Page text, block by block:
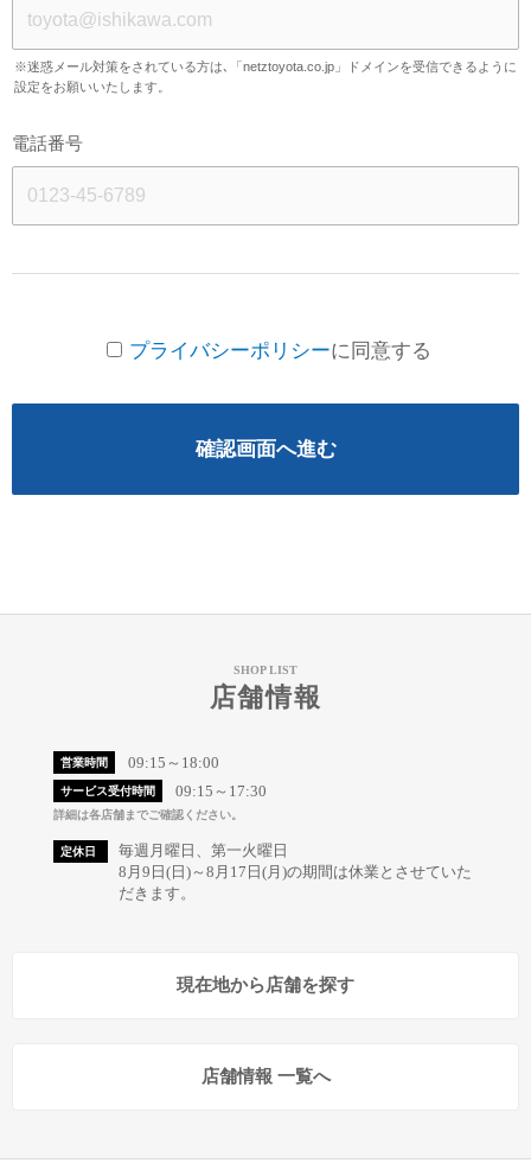
※迷惑メール対策をされている方は､「netztoyota.co.jp」ドメインを受信できるように
設定をお願いいたします。
電話番号
プライバシーポリシーに同意する
確認画面へ進む
SHOP LIST
店舗情報
営業時間 09:15～18:00
サービス受付時間 09:15～17:30
詳細は各店舗までご確認ください。
定休日
毎週月曜日、第一火曜日
8月9日(日)～8月17日(月)の期間は休業とさせていた
だきます。
現在地から店舗を探す
店舗情報 一覧へ